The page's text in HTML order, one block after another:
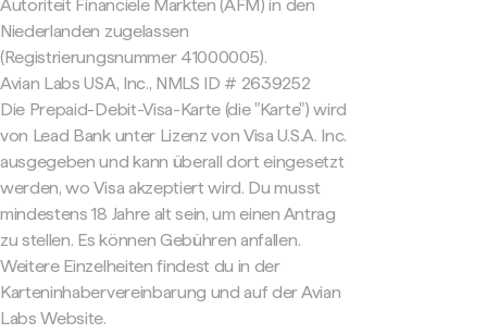
Autoriteit Financiële Markten (AFM) in den
Niederlanden zugelassen
(Registrierungsnummer 41000005).
Avian Labs USA, Inc., NMLS ID # 2639252
Die Prepaid-Debit-Visa-Karte (die "Karte") wird
von Lead Bank unter Lizenz von Visa U.S.A. Inc.
ausgegeben und kann überall dort eingesetzt
werden, wo Visa akzeptiert wird. Du musst
mindestens 18 Jahre alt sein, um einen Antrag
zu stellen. Es können Gebühren anfallen.
Weitere Einzelheiten findest du in der
Karteninhabervereinbarung und auf der Avian
Labs Website.